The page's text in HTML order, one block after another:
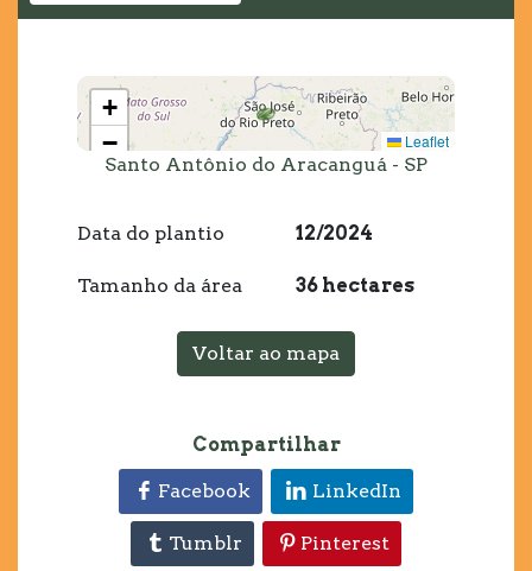
+
−
Leaflet
Santo Antônio do Aracanguá - SP
Data do plantio 12/2024
Tamanho da área 36 hectares
Voltar ao mapa
Compartilhar
Facebook LinkedIn
Tumblr Pinterest